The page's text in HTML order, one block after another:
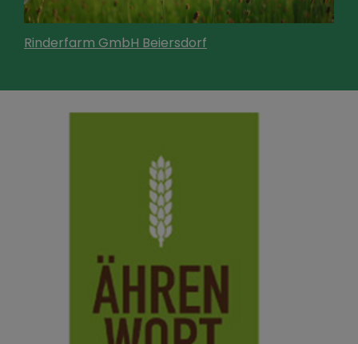
Rinderfarm GmbH Beiersdorf